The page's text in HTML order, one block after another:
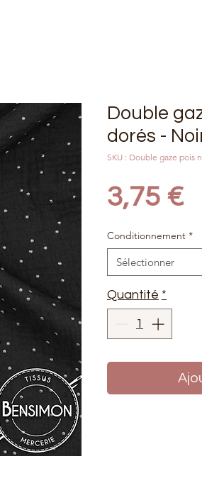
Double
dorés -
SKU : Double gaze pois
3,75 €
Conditionnement *
Sélectionner
Quantité *